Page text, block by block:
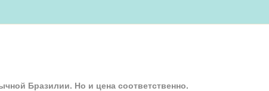
Бразилии. Но и цена соответственно.